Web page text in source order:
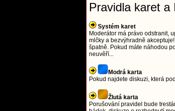
Pravidla karet a
Systém karet
Moderátor má právo odstranit,
mlčky a bezvýhradně
špatně. Pokud máte náhodou
neuvěří...
Modrá karta
Pokud najdete diskuzi, která
Žlutá karta
Porušování pravidel bude